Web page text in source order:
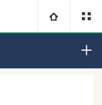
Section de médecine